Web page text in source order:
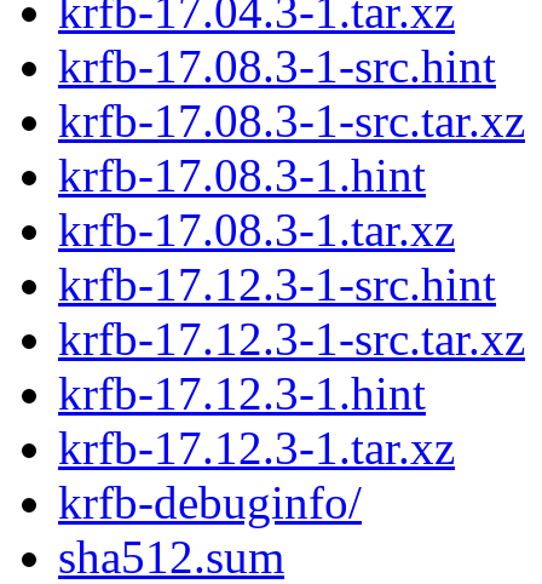
krfb-17.04.3-1.tar.xz
krfb-17.08.3-1-src.hint
krfb-17.08.3-1-src.tar.xz
krfb-17.08.3-1.hint
krfb-17.08.3-1.tar.xz
krfb-17.12.3-1-src.hint
krfb-17.12.3-1-src.tar.xz
krfb-17.12.3-1.hint
krfb-17.12.3-1.tar.xz
krfb-debuginfo/
sha512.sum